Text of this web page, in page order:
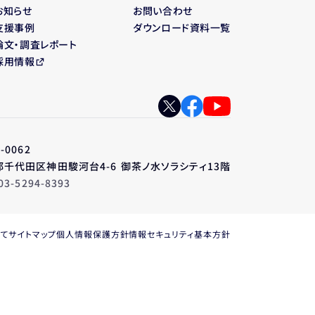
知らせ
援事例
文・調査レポート
用情報
お問い合わせ
ダウンロード資料一覧
0062
千代田区神田駿河台4-6 御茶ノ水ソラシティ13階
5294-8393
サイトマップ個人情報保護方針情報セキュリティ基本方針